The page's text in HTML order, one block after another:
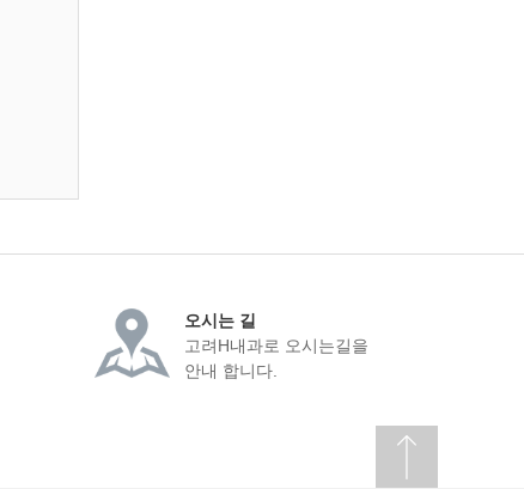
오시는 길
고려H내과로 오시는길을
안내 합니다.